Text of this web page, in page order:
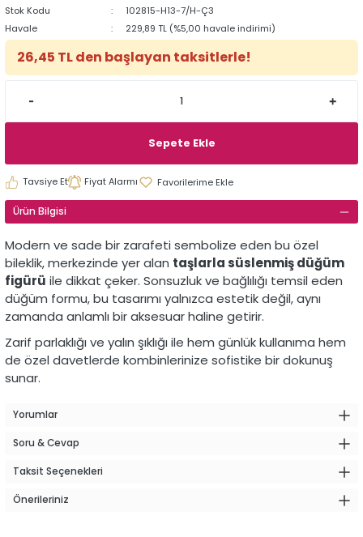
Stok Kodu
102815-H13-7/H-Ç3
Havale
229,89 TL (%5,00 havale indirimi)
26,45 TL den başlayan taksitlerle!
Sepete Ekle
Tavsiye Et Fiyat Alarmı
Ürün Bilgisi
Modern ve sade bir zarafeti sembolize eden bu özel
bileklik, merkezinde yer alan taşlarla süslenmiş düğüm
figürü ile dikkat çeker. Sonsuzluk ve bağlılığı temsil eden
düğüm formu, bu tasarımı yalnızca estetik değil, aynı
zamanda anlamlı bir aksesuar haline getirir.
Zarif parlaklığı ve yalın şıklığı ile hem günlük kullanıma hem
de özel davetlerde kombinlerinize sofistike bir dokunuş
sunar.
Yorumlar
Soru & Cevap
Taksit Seçenekleri
Önerileriniz